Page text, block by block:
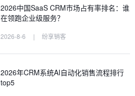
2026中国SaaS CRM市场占有率排名：谁
在领跑企业级服务？
2026-8-6 | 纷享销客
2026年CRM系统AI自动化销售流程排行
top5